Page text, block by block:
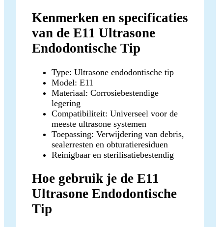
Kenmerken en specificaties
van de E11 Ultrasone
Endodontische Tip
Type: Ultrasone endodontische tip
Model: E11
Materiaal: Corrosiebestendige
legering
Compatibiliteit: Universeel voor de
meeste ultrasone systemen
Toepassing: Verwijdering van debris,
sealerresten en obturatieresiduen
Reinigbaar en sterilisatiebestendig
Hoe gebruik je de E11
Ultrasone Endodontische
Tip